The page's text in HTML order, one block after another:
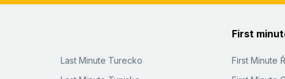
Last Minute Turecko
First
First Minute